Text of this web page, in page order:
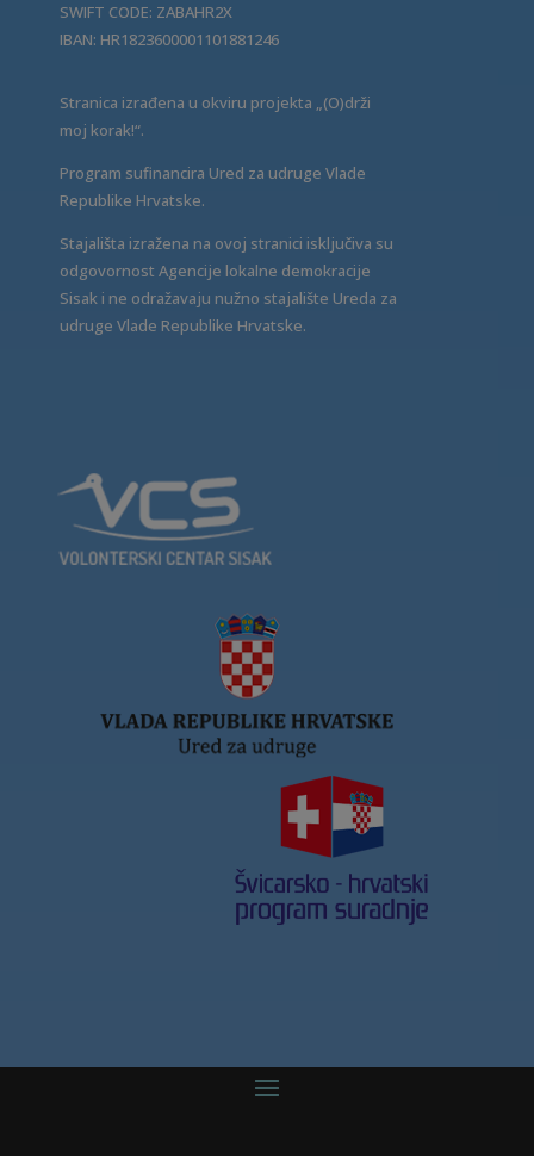
SWIFT CODE: ZABAHR2X
IBAN: HR1823600001101881246
Stranica izrađena u okviru projekta „(O)drži
moj korak!“.
Program sufinancira Ured za udruge Vlade
Republike Hrvatske.
Stajališta izražena na ovoj stranici isključiva su
odgovornost Agencije lokalne demokracije
Sisak i ne odražavaju nužno stajalište Ureda za
udruge Vlade Republike Hrvatske.